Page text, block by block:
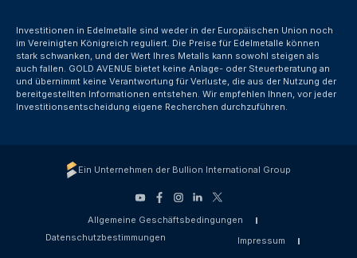
Investitionen in Edelmetalle sind weder in der Europäischen Union noch
im Vereinigten Königreich reguliert. Die Preise für Edelmetalle können
stark schwanken, und der Wert Ihres Metalls kann sowohl steigen als
auch fallen. GOLD AVENUE bietet keine Anlage- oder Steuerberatung an
und übernimmt keine Verantwortung für Verluste, die aus der Nutzung der
bereitgestellten Informationen entstehen. Wir empfehlen Ihnen, vor jeder
Investitionsentscheidung eigene Recherchen durchzuführen.
Ein Unternehmen der Bullion International Group
Allgemeine Geschäftsbedingungen
Datenschutzbestimmungen
Impressum